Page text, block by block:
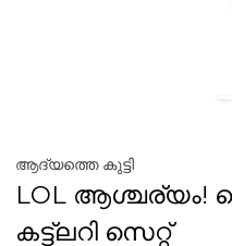
ആദ്യത്തെ കുട്ടി
LOL ആശ്ചര്യം!
കട്ട്ലറി സെറ്റ്